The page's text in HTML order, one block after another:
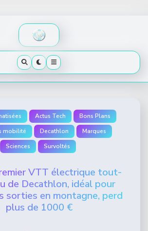
Actus Tech
Bons Plans
mobilité
Decathlon
Marques
Sciences
Survoltés
VTT électrique tout-
de Decathlon, idéal pour
sorties en montagne, perd
plus de 1000 €